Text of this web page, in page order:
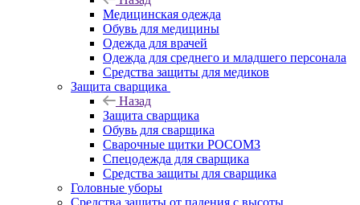
Медицинская одежда
Обувь для медицины
Одежда для врачей
Одежда для среднего и младшего персонала
Средства защиты для медиков
Защита сварщика
Назад
Защита сварщика
Обувь для сварщика
Сварочные щитки РОСОМЗ
Спецодежда для сварщика
Средства защиты для сварщика
Головные уборы
Средства защиты от падения с высоты